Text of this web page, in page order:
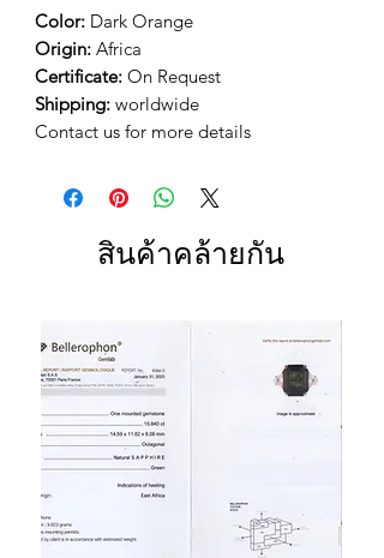
Color: Dark Orange
Origin: Africa
Certificate: On Request
Shipping: worldwide
Contact us for more details
สินค้าคล้ายกัน